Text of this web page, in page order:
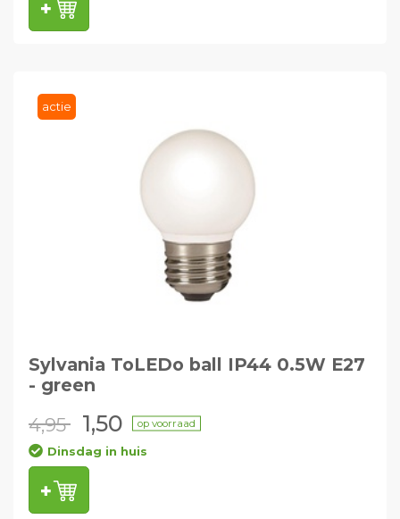
actie
Sylvania ToLEDo ball IP44 0.5W E27
- green
4,95 1,50 op voorraad
Dinsdag in huis